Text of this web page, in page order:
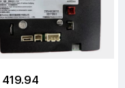
419.94